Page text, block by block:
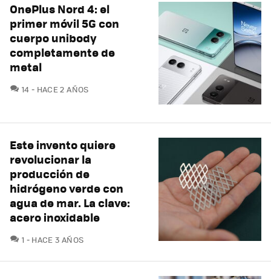
OnePlus Nord 4: el
primer móvil 5G con
cuerpo unibody
completamente de
metal
14 COMENTARIOS
HACE 2 AÑOS
Este invento quiere
revolucionar la
producción de
hidrógeno verde con
agua de mar. La clave:
acero inoxidable
1 COMENTARIOS
HACE 3 AÑOS